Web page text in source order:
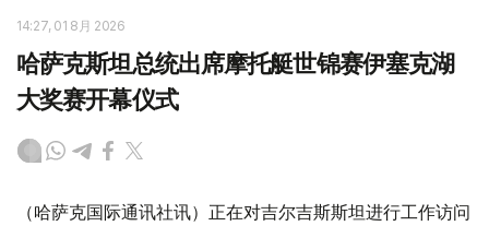
14:27, 01 8月 2026
哈萨克斯坦总统出席摩托艇世锦赛伊塞克湖
大奖赛开幕仪式
（哈萨克国际通讯社讯）正在对吉尔吉斯斯坦进行工作访问